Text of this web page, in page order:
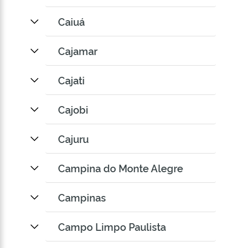
Caiuá
Cajamar
Cajati
Cajobi
Cajuru
Campina do Monte Alegre
Campinas
Campo Limpo Paulista